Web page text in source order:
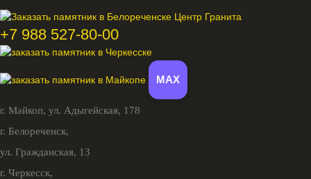
+7 988 527-80-00
MAX
г. Майкоп, ул. Адыгейская, 178
г. Белореченск,
ул. Гражданская, 13
г. Черкесск,